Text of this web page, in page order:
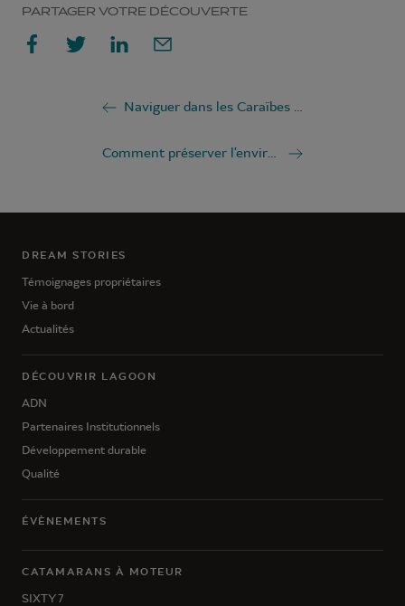
PARTAGER VOTRE DÉCOUVERTE
Naviguer dans les Caraïbes en catamaran
Comment préserver l’environnement en croisière en catamaran ?
DREAM STORIES
Témoignages propriétaires
Vie à bord
Actualités
DÉCOUVRIR LAGOON
ADN
Partenaires Institutionnels
Développement durable
Qualité
ÉVÈNEMENTS
CATAMARANS À MOTEUR
SIXTY 7